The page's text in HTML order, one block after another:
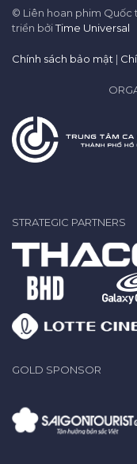
© Liên hoan phim Quốc
triển bởiTime Universal
Chính sách bảo mật |
STRATEGIC PARTNERS
GOLD SPONSOR